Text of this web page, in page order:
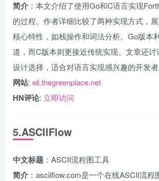
简介 ：本文介绍了使用Go和C语言实现
的过程。作者详细比较了两种实现方式，
核心特性，如栈操作和词法分析。Go版本
道，而C版本则更接近传统实现。文章还
设计选择，适合对语言实现感兴趣的开发者
网站: eli.thegreenplace.net
HN评论: 立即访问
5.ASCIIFlow
中文标题 ：ASCII流程图工具
简介 ：asciiflow.com是一个在线ASCII流